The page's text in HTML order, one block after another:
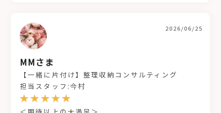
MMさま
2026/06/25
【一緒に片付け】整理収納コンサルティング
担当スタッフ:今村